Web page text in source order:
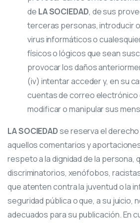
de LA SOCIEDAD, de sus
terceras personas, introducir
virus informáticos o
físicos o lógicos que sean
provocar los daños
(iv) intentar acceder y, en su
cuentas de correo electrónico
modificar o manipular sus
LA SOCIEDADse reserva el
aquellos comentarios y
respeto a la dignidad de la persona,
discriminatorios, xenófobos,
que atenten contra la juventud o la
seguridad pública o que, a su juicio,
adecuados para su publicación. En